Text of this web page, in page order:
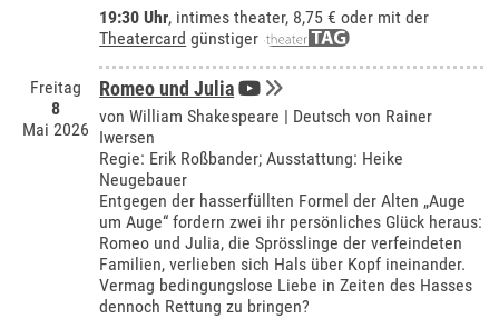
19:30 Uhr, intimes theater, 8,75 € oder mit der
Theatercard günstiger
Freitag
8
Mai 2026
Romeo und Julia
von William Shakespeare | Deutsch von Rainer
Iwersen
Regie: Erik Roßbander; Ausstattung: Heike
Neugebauer
Entgegen der hasserfüllten Formel der Alten „Auge
um Auge“ fordern zwei ihr persönliches Glück heraus:
Romeo und Julia, die Sprösslinge der verfeindeten
Familien, verlieben sich Hals über Kopf ineinander.
Vermag bedingungslose Liebe in Zeiten des Hasses
dennoch Rettung zu bringen?